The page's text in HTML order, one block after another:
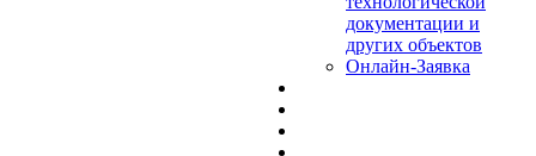
документации и
других объектов
Онлайн-Заявка